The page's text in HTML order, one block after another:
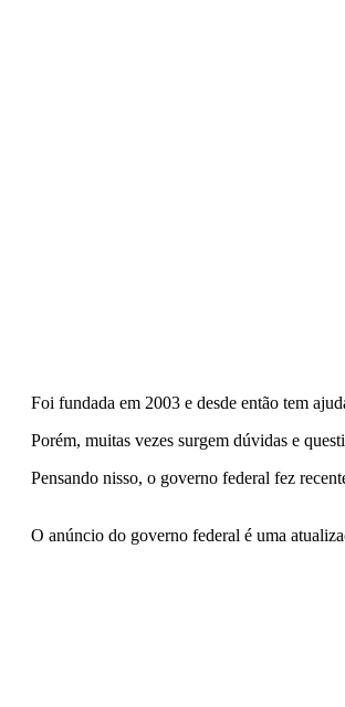
Foi fundada em 2003 e desde então tem
Porém, muitas vezes surgem dúvidas e
Pensando nisso, o governo federal fez
O anúncio do governo federal é uma